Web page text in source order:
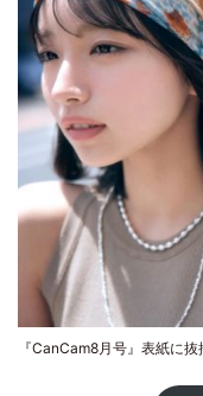
『CanCam8月号』表紙に